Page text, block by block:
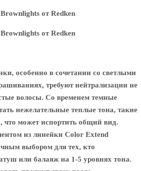
от Redken
от Redken
особенно в сочетании со светлыми
требуют нейтрализации не
волосы. Со временем темные
нежелательные теплые тона, такие
может испортить общий вид.
из линейки Color Extend
выбором для тех, кто
или балаяж на 1-5 уровнях тона.